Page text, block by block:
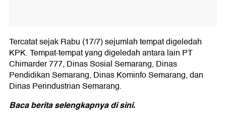
Tercatat sejak Rabu (17/7) sejumlah tempat digeledah
KPK. Tempat-tempat yang digeledah antara lain PT
Chimarder 777, Dinas Sosial Semarang, Dinas
Pendidikan Semarang, Dinas Kominfo Semarang, dan
Dinas Perindustrian Semarang.
Baca berita selengkapnyadi sini.